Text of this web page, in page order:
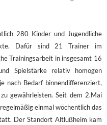
280 Kinder und Jugendliche
Dafür sind 21 Trainer im
Trainingsarbeit in insgesamt 16
Spielstärke relativ homogen
nach Bedarf binnendifferenziert,
gewährleisten. Seit dem 2.Mai
einmal wöchentlich das
Der Standort Altlußheim kam